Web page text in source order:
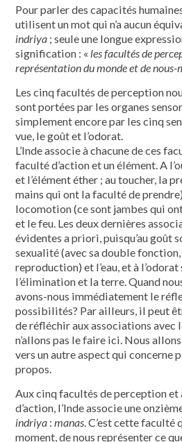
Pour parler des capacités
utilisent un mot qui n’a aucun
indriya ; seule une longue
signification : « les facultés de
représentation du monde et de nous-
Les cinq facultés de perception
sont portées par les organes
simplement encore par les cinq
vue, le goût et l’odorat.
L’Inde associe à chacune de ces
faculté d’action et un élément. A
et l’élément éther ; au toucher, la
mains qui ont la faculté de
locomotion (ce sont jambes qui
et le feu. Les deux dernières
évidentes a priori, puisqu’au goût
sexualité (avec sa double
reproduction) et l’eau, et à
l’élimination et la terre. Quand
avons-nous immédiatement le
possibilités? Par ailleurs, il peut
de réfléchir aux associations avec
n’allons pas le faire ici. Nous
vers un autre aspect qui concerne
propos.
Aux cinq facultés de perception et
d’action, l’Inde associe une
indriya : manas . C’est cette
moment, de nous représenter ce